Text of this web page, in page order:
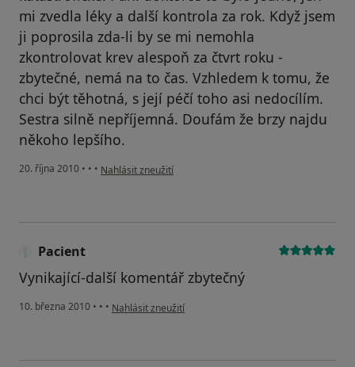
mi zvedla léky a další kontrola za rok. Když jsem
ji poprosila zda-li by se mi nemohla
zkontrolovat krev alespoň za čtvrt roku -
zbytečné, nemá na to čas. Vzhledem k tomu, že
chci být těhotná, s její péčí toho asi nedocílím.
Sestra silně nepříjemná. Doufám že brzy najdu
někoho lepšího.
20. října 2010 • • • podle názoru uživatele Pacient
Nahlásit zneužití
Pacient
Vynikající-další komentář zbytečný
10. března 2010 • • • podle názoru uživatele Pacient
Nahlásit zneužití